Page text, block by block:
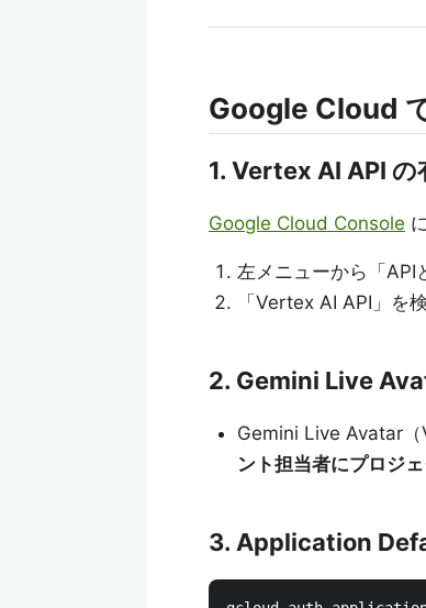
Google Cloud
1. Vertex AI API の
Google Cloud Console
左メニューから「API
「Vertex AI API」を
2. Gemini Live
Gemini Live Avatar（
ント担当者にプロジ
3. Application